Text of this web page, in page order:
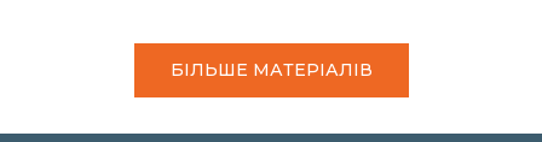
БІЛЬШЕ МАТЕРІАЛІВ